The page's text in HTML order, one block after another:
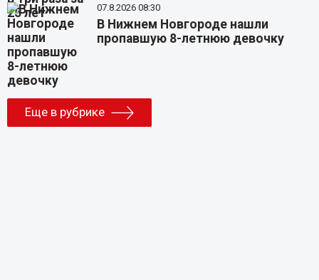
07.8.2026 08:30
В Нижнем Новгороде нашли
пропавшую 8-летнюю девочку
Еще в рубрике